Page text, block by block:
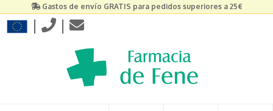
Gastos de envío GRATIS para pedidos superiores a 25€
| |